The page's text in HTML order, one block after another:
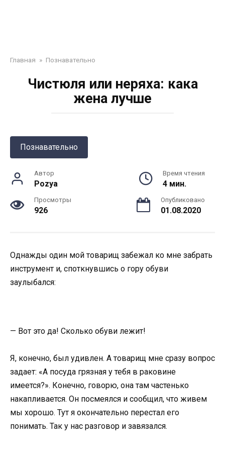
Главная » Познавательно
Чистюля или неряха: кака
жена лучше
Познавательно
Автор
Pozya
Время чтения
4 мин.
Просмотры
926
Опубликовано
01.08.2020
Однажды один мой товарищ забежал ко мне забрать
инструмент и, споткнувшись о гору обуви
заулыбался:
— Вот это да! Сколько обуви лежит!
Я, конечно, был удивлен. А товарищ мне сразу вопрос
задает: «А посуда грязная у тебя в раковине
имеется?». Конечно, говорю, она там частенько
накапливается. Он посмеялся и сообщил, что живем
мы хорошо. Тут я окончательно перестал его
понимать. Так у нас разговор и завязался.